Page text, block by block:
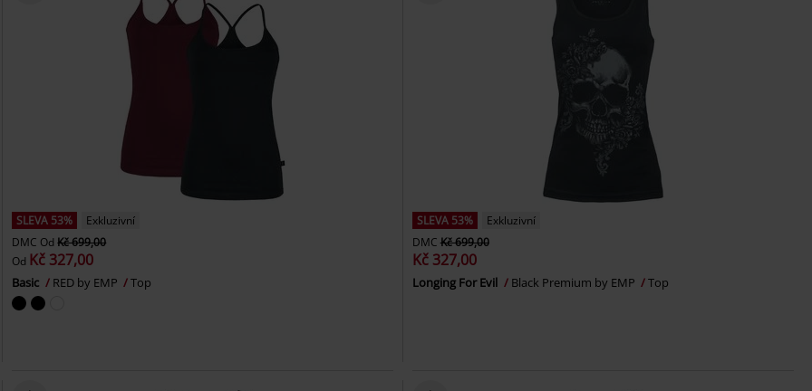
SLEVA 53%
Exkluzivní
DMC OdKč 699,00
Od Kč 327,00
Basic RED by EMP Top
SLEVA 53%
Exkluzivní
DMC Kč 699,00
Kč 327,00
Longing For Evil Black Premium by EMP Top